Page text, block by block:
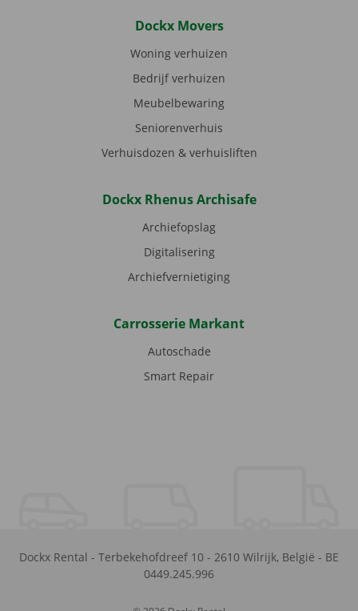
Dockx Movers
Woning verhuizen
Bedrijf verhuizen
Meubelbewaring
Seniorenverhuis
Verhuisdozen & verhuisliften
Dockx Rhenus Archisafe
Archiefopslag
Digitalisering
Archiefvernietiging
Carrosserie Markant
Autoschade
Smart Repair
Dockx Rental - Terbekehofdreef 10 - 2610 Wilrijk, België - BE
0449.245.996